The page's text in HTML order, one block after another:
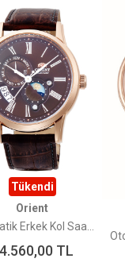
Tükendi
Orient
TL